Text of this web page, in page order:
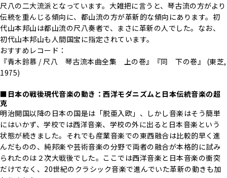
尺八の二大流派となっています。大雑把に言うと、琴古流の方がより
伝統を重んじる傾向に、都山流の方が革新的な傾向にあります。初
代山本邦山は都山流の尺八奏者で、まさに革新の人でした。なお、
初代山本邦山も人間国宝に指定されています。
おすすめレコード：
『青木鈴慕 / 尺八 琴古流本曲全集 上の巻』『同 下の巻』 (東芝,
1975)
■日本の戦後現代音楽の動き：西洋モダニズムと日本伝統音楽の超
克
明治開国以降の日本の国是は「脱亜入欧」、しかし音楽はそう簡単
にはいかず、学校では西洋音楽、学校の外に出ると日本音楽という
状態が続きました。それでも産業音楽での東西融合は比較的早く進
んだものの、純邦楽や芸術音楽の分野で両者の融合が本格的に試み
られたのは２次大戦後でした。ここでは西洋音楽と日本音楽の衝突
だけでなく、20世紀のクラシック音楽で進んでいた革新の動きも加